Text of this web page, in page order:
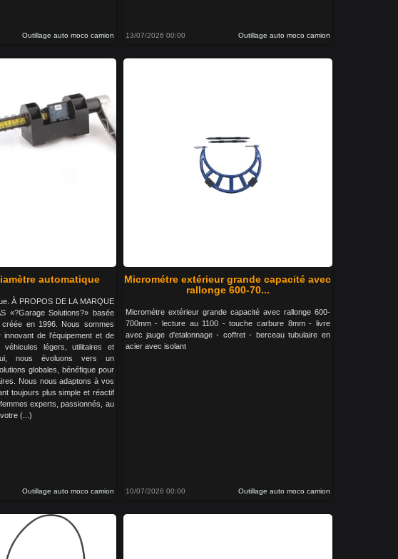
Outillage auto moco camion 13/07/2026 00:00 Outillage auto moco camion
automatique
À PROPOS DE LA MARQUE
«?Garage Solutions?» basée
en 1996. Nous sommes
de l’équipement et de
véhicules légers, utilitaires et
nous évoluons vers un
globales, bénéfique pour
Nous nous adaptons à vos
toujours plus simple et réactif
experts, passionnés, au
(...)
Outillage auto moco camion
Micrométre extérieur grande capacité avec
rallonge 600-70...
Micrométre extérieur grande capacité avec rallonge 600-
700mm - lecture au 1100 - touche carbure 8mm - livre
avec jauge d'etalonnage - coffret - berceau tubulaire en
acier avec isolant
10/07/2026 00:00 Outillage auto moco camion